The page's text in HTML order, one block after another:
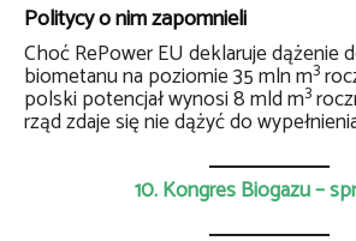
Politycy o nim zapomnieli
Choć RePower EU deklaruje dążenie
biometanu na poziomie 35 mln m3
polski potencjał wynosi 8 mld m3
rząd zdaje się nie dążyć do
10. Kongres Biogazu –